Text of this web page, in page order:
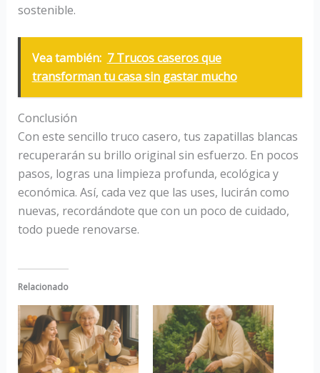
sostenible.
Vea también: 7 Trucos caseros que
transforman tu casa sin gastar mucho
Conclusión
Con este sencillo truco casero, tus zapatillas blancas
recuperarán su brillo original sin esfuerzo. En pocos
pasos, logras una limpieza profunda, ecológica y
económica. Así, cada vez que las uses, lucirán como
nuevas, recordándote que con un poco de cuidado,
todo puede renovarse.
Relacionado